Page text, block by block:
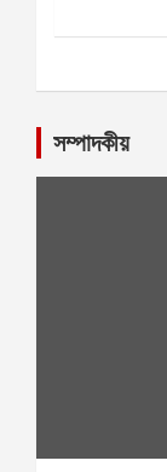
সম্পাদকীয়